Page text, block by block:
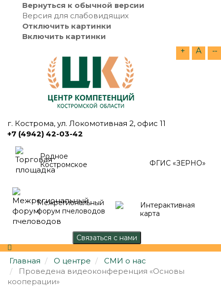
Вернуться к обычной версии
Версия для слабовидящих
Отключить картинки
Включить картинки
+
A --
г. Кострома, ул. Локомотивная 2, офис 11
+7 (4942) 42-03-42
Родное
Костромское
ФГИС «ЗЕРНО»
Межрегиональный
форум пчеловодов
Интерактивная
карта
Главная О центре
СМИ о нас
Проведена видеоконференция «Основы
кооперации»